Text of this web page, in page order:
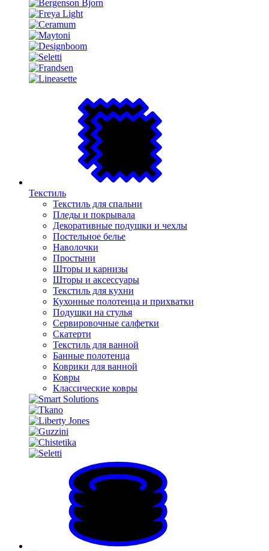
Текстиль
Текстиль для спальни
Пледы и покрывала
Декоративные подушки и чехлы
Постельное белье
Наволочки
Простыни
Шторы и карнизы
Шторы и аксессуары
Текстиль для кухни
Кухонные полотенца и прихватки
Подушки на стулья
Сервировочные салфетки
Скатерти
Текстиль для ванной
Банные полотенца
Коврики для ванной
Ковры
Классические ковры